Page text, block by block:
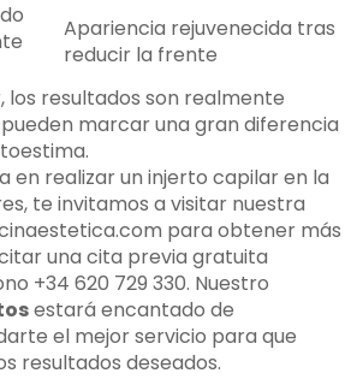
Apariencia rejuvenecida tras
reducir la frente
los resultados son realmente
marcar una gran diferencia
en realizar un injerto capilar en la
te invitamos a visitar nuestra
para obtener más
una cita previa gratuita
+34 620 729 330. Nuestro
estará encantado de
el mejor servicio para que
resultados deseados.